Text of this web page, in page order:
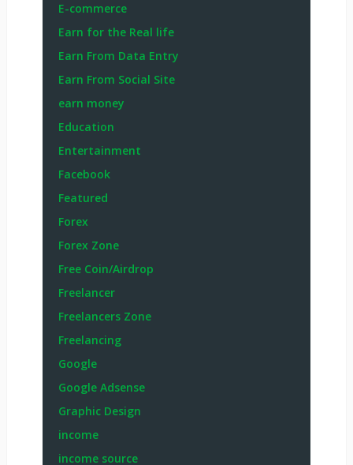
E-commerce
Earn for the Real life
Earn From Data Entry
Earn From Social Site
earn money
Education
Entertainment
Facebook
Featured
Forex
Forex Zone
Free Coin/Airdrop
Freelancer
Freelancers Zone
Freelancing
Google
Google Adsense
Graphic Design
income
income source